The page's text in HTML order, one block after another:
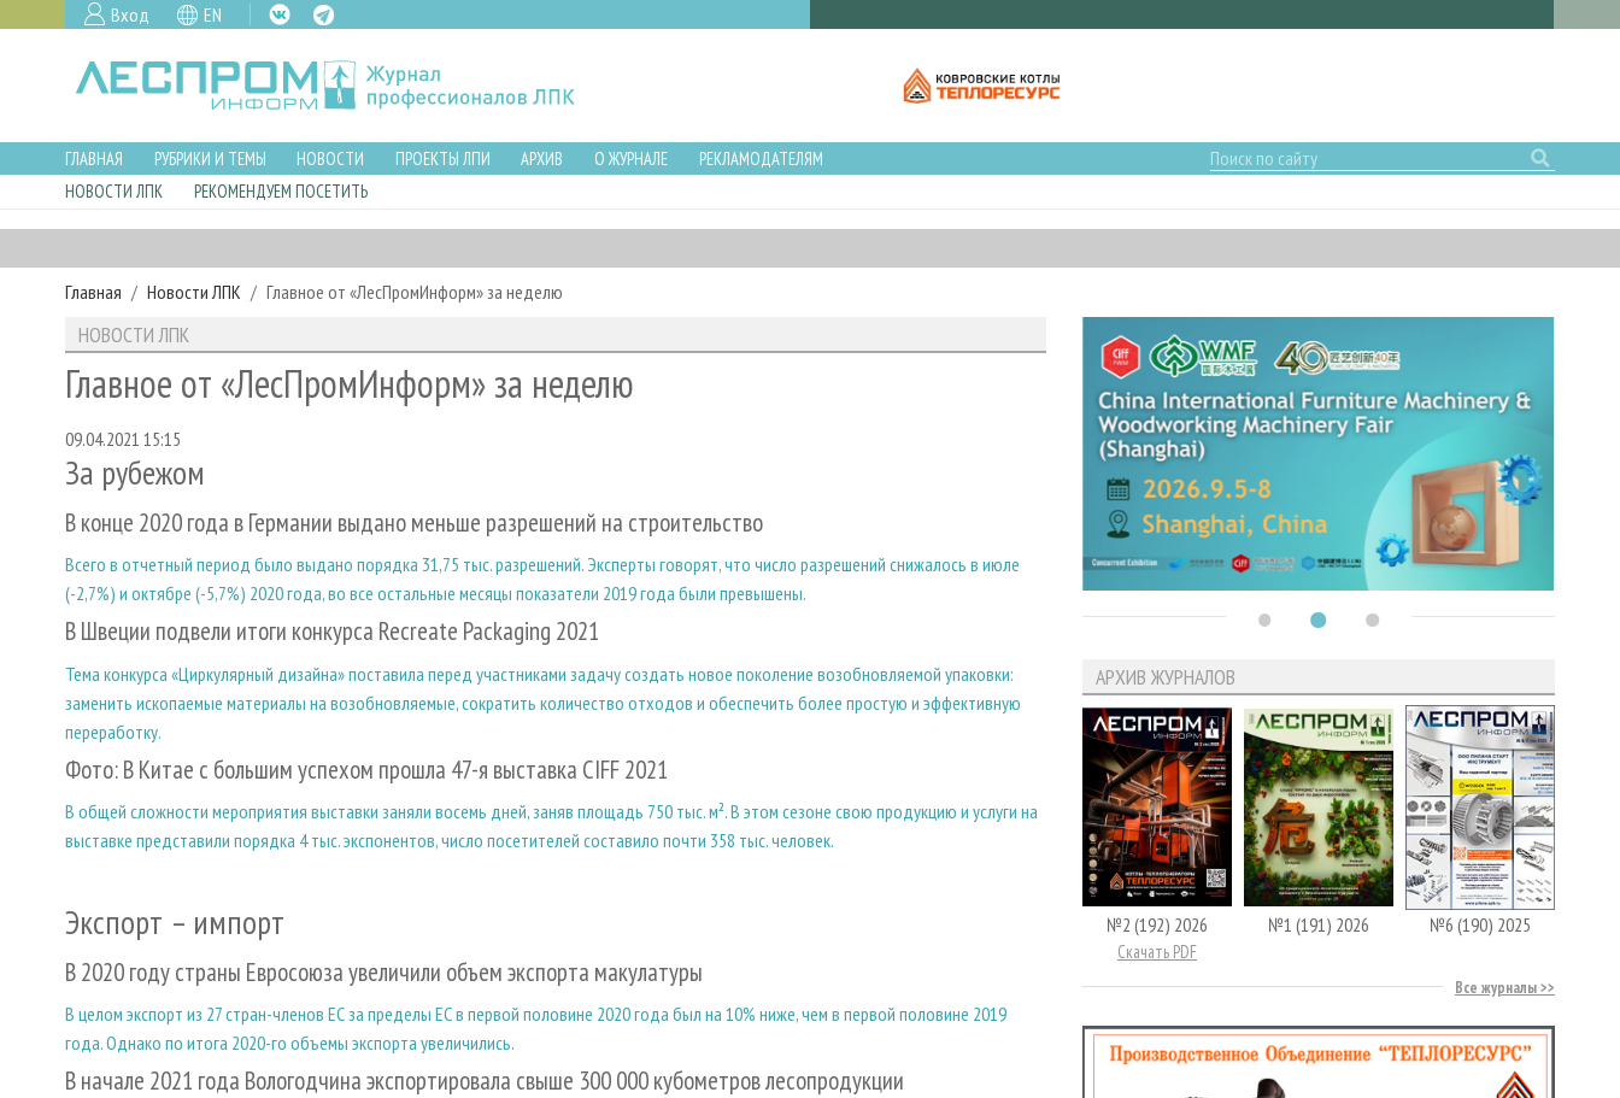
Вход EN
ГЛАВНАЯ РУБРИКИ И ТЕМЫ НОВОСТИ ПРОЕКТЫ ЛПИ АРХИВ О ЖУРНАЛЕ
РЕКЛАМОДАТЕЛЯМ
НОВОСТИ ЛПК
РЕКОМЕНДУЕМ ПОСЕТИТЬ
Главная Новости ЛПК Главное от «ЛесПромИнформ» за неделю
НОВОСТИ ЛПК
Главное от «ЛесПромИнформ» за неделю
09.04.2021 15:15
За рубежом
В конце 2020 года в Германии выдано меньше разрешений на строительство
Всего в отчетный период было выдано порядка 31,75 тыс. разрешений. Эксперты говорят, что число разрешений снижалось в июле
(-2,7%) и октябре (-5,7%) 2020 года, во все остальные месяцы показатели 2019 года были превышены.
В Швеции подвели итоги конкурса Recreate Packaging 2021
Тема конкурса «Циркулярный дизайна» поставила перед участниками задачу создать новое поколение возобновляемой упаковки:
заменить ископаемые материалы на возобновляемые, сократить количество отходов и обеспечить более простую и эффективную
переработку.
Фото: В Китае с большим успехом прошла 47-я выставка CIFF 2021
В общей сложности мероприятия выставки заняли восемь дней, заняв площадь 750 тыс. м². В этом сезоне свою продукцию и услуги на
выставке представили порядка 4 тыс. экспонентов, число посетителей составило почти 358 тыс. человек.
Экспорт – импорт
В 2020 году страны Евросоюза увеличили объем экспорта макулатуры
В целом экспорт из 27 стран-членов ЕС за пределы ЕС в первой половине 2020 года был на 10% ниже, чем в первой половине 2019
года. Однако по итога 2020-го объемы экспорта увеличились.
В начале 2021 года Вологодчина экспортировала свыше 300 000 кубометров лесопродукции
АРХИВ ЖУРНАЛОВ
№2 (192) 2026
Скачать PDF
№1 (191) 2026 №6 (190) 2025
Все журналы